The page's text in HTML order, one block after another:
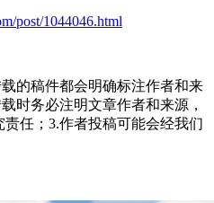
post/1044046.html
的稿件都会明确标注作者和来
时务必注明文章作者和来源，
任；3.作者投稿可能会经我们